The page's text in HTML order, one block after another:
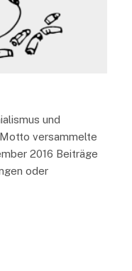
und
versammelte
2016 Beiträge
oder